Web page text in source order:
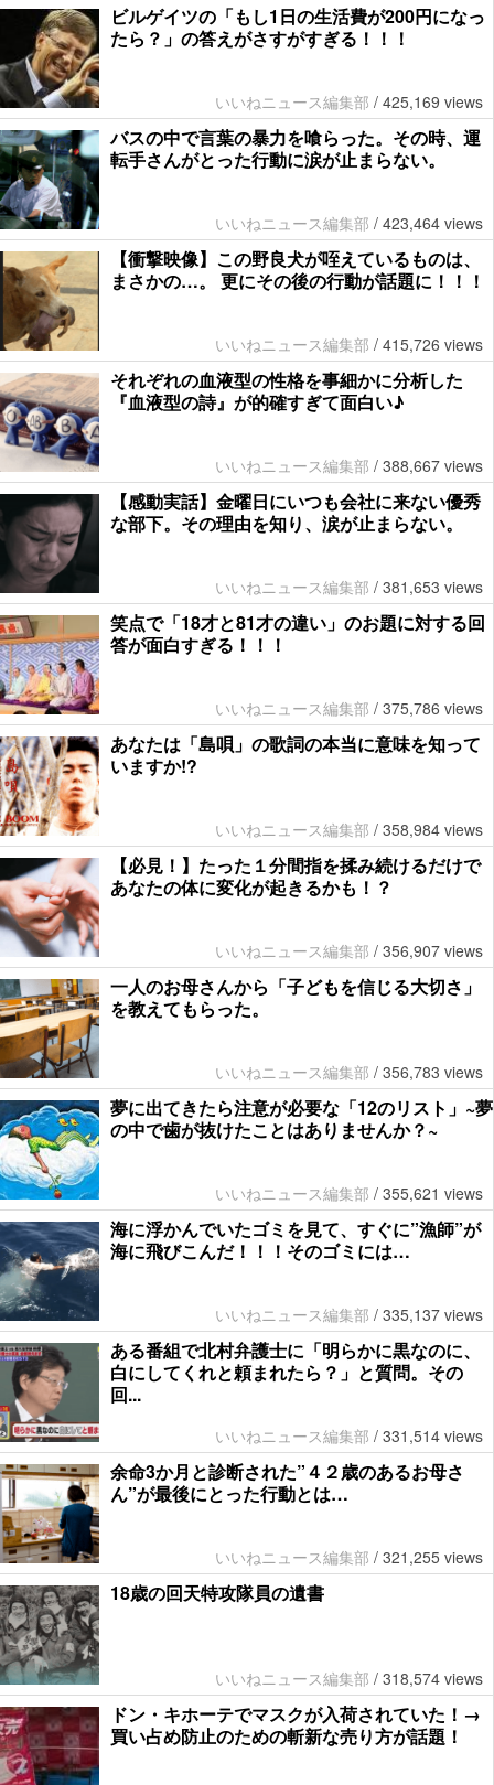
ビルゲイツの「もし1日の生活費が200円になっ
たら？」の答えがさすがすぎる！！！
いいねニュース編集部 / 425,169 views
バスの中で言葉の暴力を喰らった。その時、運
転手さんがとった行動に涙が止まらない。
いいねニュース編集部 / 423,464 views
【衝撃映像】この野良犬が咥えているものは、
まさかの…。 更にその後の行動が話題に！！！
いいねニュース編集部 / 415,726 views
それぞれの血液型の性格を事細かに分析した
『血液型の詩』が的確すぎて面白い♪
いいねニュース編集部 / 388,667 views
【感動実話】金曜日にいつも会社に来ない優秀
な部下。その理由を知り、涙が止まらない。
いいねニュース編集部 / 381,653 views
笑点で「18才と81才の違い」のお題に対する回
答が面白すぎる！！！
いいねニュース編集部 / 375,786 views
あなたは「島唄」の歌詞の本当に意味を知って
いますか!?
いいねニュース編集部 / 358,984 views
【必見！】たった１分間指を揉み続けるだけで
あなたの体に変化が起きるかも！？
いいねニュース編集部 / 356,907 views
一人のお母さんから「子どもを信じる大切さ」
を教えてもらった。
いいねニュース編集部 / 356,783 views
夢に出てきたら注意が必要な「12のリスト」~夢
の中で歯が抜けたことはありませんか？~
いいねニュース編集部 / 355,621 views
海に浮かんでいたゴミを見て、すぐに”漁師”が
海に飛びこんだ！！！そのゴミには…
いいねニュース編集部 / 335,137 views
ある番組で北村弁護士に「明らかに黒なのに、
白にしてくれと頼まれたら？」と質問。その
回...
いいねニュース編集部 / 331,514 views
余命3か月と診断された”４２歳のあるお母さ
ん”が最後にとった行動とは…
いいねニュース編集部 / 321,255 views
18歳の回天特攻隊員の遺書
いいねニュース編集部 / 318,574 views
ドン・キホーテでマスクが入荷されていた！→
買い占め防止のための斬新な売り方が話題！